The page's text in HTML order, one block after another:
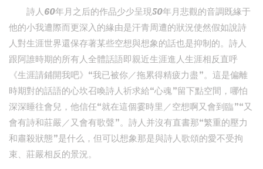
詩人60年月之后的作品少少呈現50年月悲觀的音調既緣于
他的小我遭際而更深入的緣由是汗青周遭的狀況使然假如說詩
人對生涯世界還保存著某些空想與想象的話也是抑制的。詩人
跟阿誰時期的所有人全體話語即親近生涯進人生涯相反直呼
《生涯請鋪開我吧》“我已被你／拖累得精疲力盡”。這是偏離
時期對的話語的心坎召喚詩人祈求給“心魂”留下點空間，哪怕
深深睡往會兒，他信任“就在這個霎時里／空想啊又會到臨”“又
會有詩和莊嚴／又會有歌聲”。詩人并沒有直書那“繁重的壓力
和肅殺狀態”是什么，但可以想象那是與詩人歌頌的愛不受拘
束、莊嚴相反的景況。